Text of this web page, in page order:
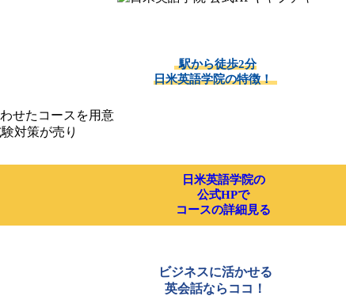
駅から徒歩2分
日米英語学院の特徴！
せたコースを用意
対策が売り
日米英語学院の
公式HPで
コースの詳細見る
ビジネスに活かせる
英会話ならココ！